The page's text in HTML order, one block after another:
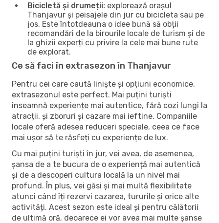
Bicicletă și drumeții: explorează orașul
Thanjavur și peisajele din jur cu bicicleta sau pe
jos. Este întotdeauna o idee bună să obții
recomandări de la birourile locale de turism și de
la ghizii experți cu privire la cele mai bune rute
de explorat.
Ce să faci în extrasezon în Thanjavur
Pentru cei care caută liniște și opțiuni economice,
extrasezonul este perfect. Mai puțini turiști
înseamnă experiențe mai autentice, fără cozi lungi la
atracții, și zboruri și cazare mai ieftine. Companiile
locale oferă adesea reduceri speciale, ceea ce face
mai ușor să te răsfeți cu experiențe de lux.
Cu mai puțini turiști în jur, vei avea, de asemenea,
șansa de a te bucura de o experiență mai autentică
și de a descoperi cultura locală la un nivel mai
profund. În plus, vei găsi și mai multă flexibilitate
atunci când îți rezervi cazarea, tururile și orice alte
activități. Acest sezon este ideal și pentru călătorii
de ultimă oră, deoarece ei vor avea mai multe șanse